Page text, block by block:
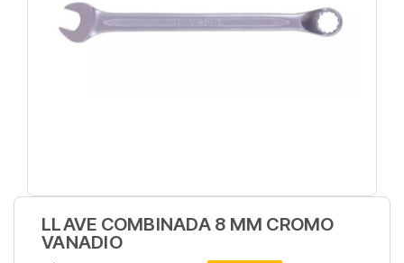
LLAVE COMBINADA 8 MM CROMO
VANADIO